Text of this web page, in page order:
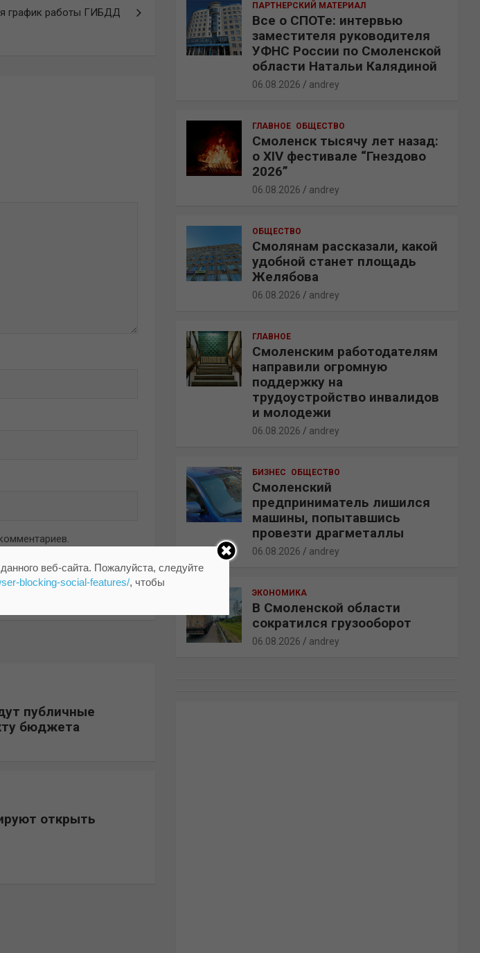
график работы ГИБДД
публичные
бюджета
открыть
ПАРТНЕРСКИЙ МАТЕРИАЛ
Все о СПОТе: интервью
заместителя руководителя
УФНС России по Смоленской
области Натальи Калядиной
06.08.2026 andrey
ГЛАВНОЕ ОБЩЕСТВО
Смоленск тысячу лет назад:
о XIV фестивале “Гнездово
2026”
06.08.2026 andrey
ОБЩЕСТВО
Смолянам рассказали, какой
удобной станет площадь
Желябова
06.08.2026 andrey
ГЛАВНОЕ
Смоленским работодателям
направили огромную
поддержку на
трудоустройство инвалидов
и молодежи
06.08.2026 andrey
БИЗНЕС ОБЩЕСТВО
Смоленский
предприниматель лишился
машины, попытавшись
провезти драгметаллы
06.08.2026 andrey
ЭКОНОМИКА
В Смоленской области
сократился грузооборот
06.08.2026 andrey
веб-сайта. Пожалуйста, следуйте
blocking-social-features/, чтобы